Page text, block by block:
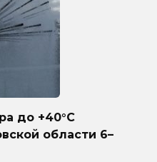
до +40°C
области 6–